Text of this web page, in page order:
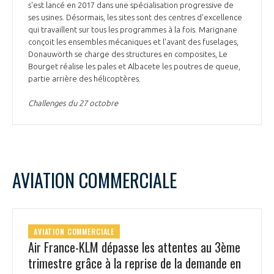
s'est lancé en 2017 dans une spécialisation progressive de
ses usines. Désormais, les sites sont des centres d'excellence
qui travaillent sur tous les programmes à la fois. Marignane
conçoit les ensembles mécaniques et l'avant des fuselages,
Donauwörth se charge des structures en composites, Le
Bourget réalise les pales et Albacete les poutres de queue,
partie arrière des hélicoptères.
Challenges du 27 octobre
AVIATION COMMERCIALE
AVIATION COMMERCIALE
Air France-KLM dépasse les attentes au 3ème
trimestre grâce à la reprise de la demande en